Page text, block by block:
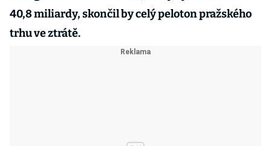
40,8 miliardy, skončil by celý peloton pražského
trhu ve ztrátě.